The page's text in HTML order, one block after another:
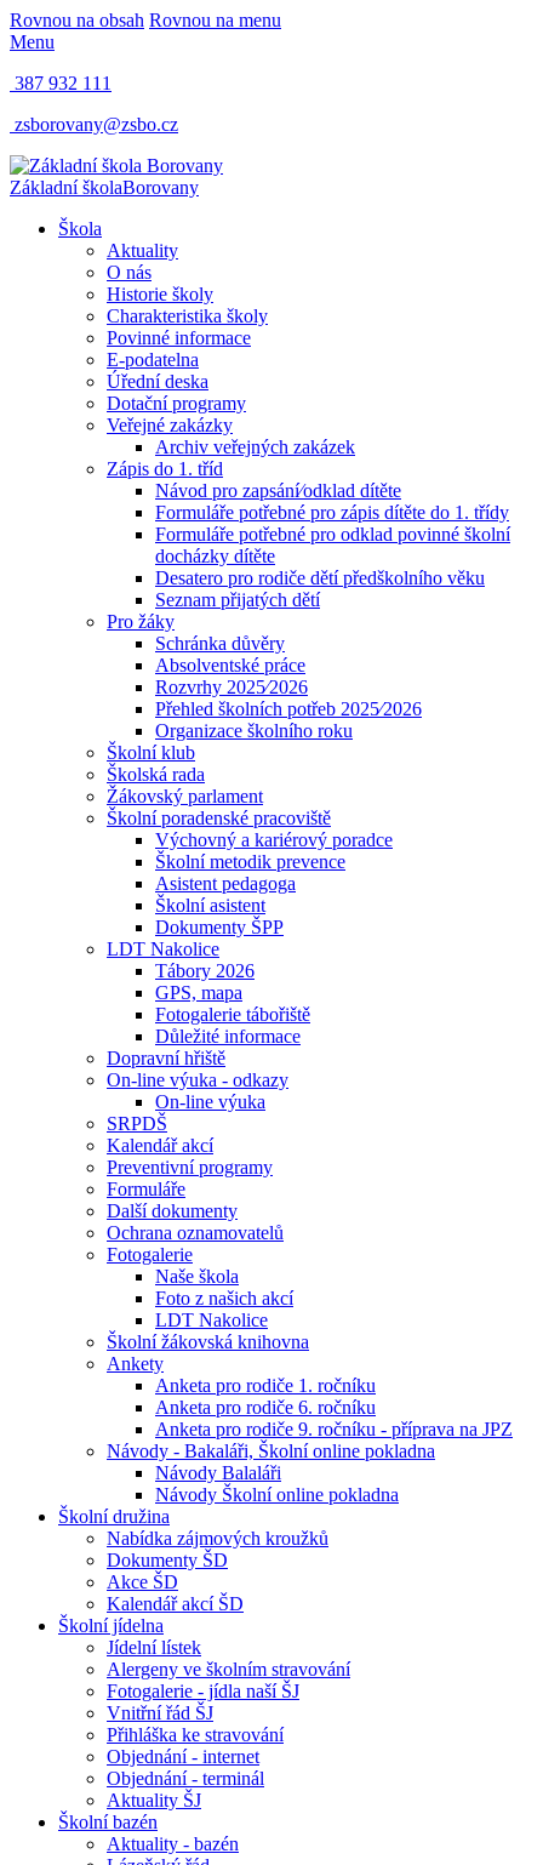
Rovnou na obsah Rovnou na menu
Menu
387 932 111
zsborovany@zsbo.cz
Základní školaBorovany
Škola
Aktuality
O nás
Historie školy
Charakteristika školy
Povinné informace
E-podatelna
Úřední deska
Dotační programy
Veřejné zakázky
Archiv veřejných zakázek
Zápis do 1. tříd
Návod pro zapsání⁄odklad dítěte
Formuláře potřebné pro zápis dítěte do 1. třídy
Formuláře potřebné pro odklad povinné školní
docházky dítěte
Desatero pro rodiče dětí předškolního věku
Seznam přijatých dětí
Pro žáky
Schránka důvěry
Absolventské práce
Rozvrhy 2025⁄2026
Přehled školních potřeb 2025⁄2026
Organizace školního roku
Školní klub
Školská rada
Žákovský parlament
Školní poradenské pracoviště
Výchovný a kariérový poradce
Školní metodik prevence
Asistent pedagoga
Školní asistent
Dokumenty ŠPP
LDT Nakolice
Tábory 2026
GPS, mapa
Fotogalerie tábořiště
Důležité informace
Dopravní hřiště
On-line výuka - odkazy
On-line výuka
SRPDŠ
Kalendář akcí
Preventivní programy
Formuláře
Další dokumenty
Ochrana oznamovatelů
Fotogalerie
Naše škola
Foto z našich akcí
LDT Nakolice
Školní žákovská knihovna
Ankety
Anketa pro rodiče 1. ročníku
Anketa pro rodiče 6. ročníku
Anketa pro rodiče 9. ročníku - příprava na JPZ
Návody - Bakaláři, Školní online pokladna
Návody Balaláři
Návody Školní online pokladna
Školní družina
Nabídka zájmových kroužků
Dokumenty ŠD
Akce ŠD
Kalendář akcí ŠD
Školní jídelna
Jídelní lístek
Alergeny ve školním stravování
Fotogalerie - jídla naší ŠJ
Vnitřní řád ŠJ
Přihláška ke stravování
Objednání - internet
Objednání - terminál
Aktuality ŠJ
Školní bazén
Aktuality - bazén